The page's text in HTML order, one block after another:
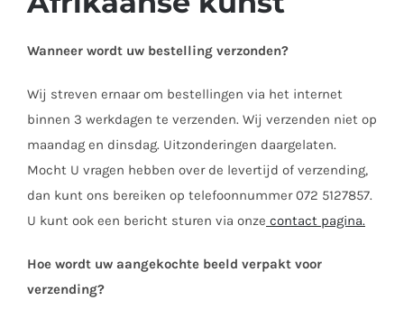
Wanneer wordt uw bestelling verzonden?
Wij streven ernaar om bestellingen via het internet
binnen 3 werkdagen te verzenden. Wij verzenden niet op
maandag en dinsdag. Uitzonderingen daargelaten.
Mocht U vragen hebben over de levertijd of verzending,
dan kunt ons bereiken op telefoonnummer 072 5127857.
U kunt ook een bericht sturen via onze contact pagina.
Hoe wordt uw aangekochte beeld verpakt voor
verzending?